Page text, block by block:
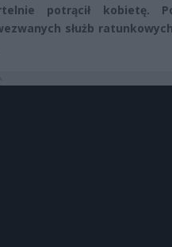
potrącił kobietę.
służb